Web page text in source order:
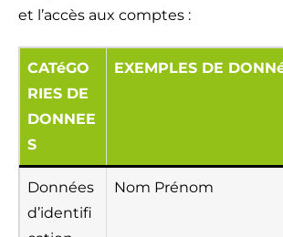
et l’accès aux comptes :
CATéGO
RIES DE
DONNEE
S
EXEMPLES DE
Données
d’identifi
Nom Prénom